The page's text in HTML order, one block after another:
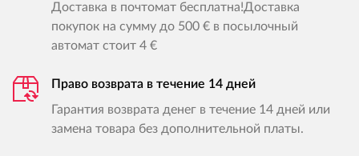
Доставка в почтомат бесплатна!Доставка
покупок на сумму до 500 € в посылочный
автомат стоит 4 €
Право возврата в течение 14 дней
Гарантия возврата денег в течение 14 дней или
замена товара без дополнительной платы.